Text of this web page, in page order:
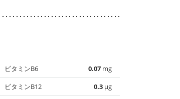
ビタミンB6 0.07 mg
ビタミンB12
0.3 µg